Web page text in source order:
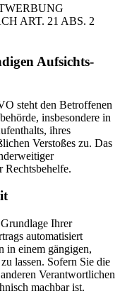
ART. 21 ABS. 2
Aufsichts­
steht den Betroffenen
insbesondere in
ihres
Verstoßes zu. Das
Rechtsbehelfe.
Ihrer
automatisiert
in einem gängigen,
lassen. Sofern Sie die
Verantwortlichen
machbar ist.